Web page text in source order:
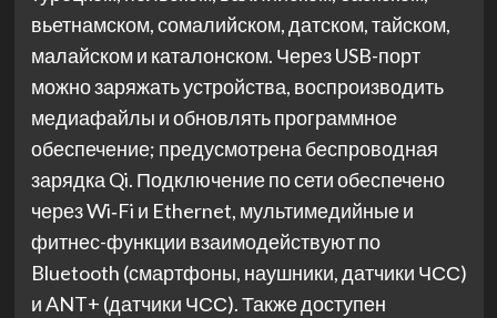
вьетнамском, сомалийском, датском, тайском,
малайском и каталонском. Через USB-порт
можно заряжать устройства, воспроизводить
медиафайлы и обновлять программное
обеспечение; предусмотрена беспроводная
зарядка Qi. Подключение по сети обеспечено
через Wi‑Fi и Ethernet, мультимедийные и
фитнес-функции взаимодействуют по
Bluetooth (смартфоны, наушники, датчики ЧСС)
и ANT+ (датчики ЧСС). Также доступен